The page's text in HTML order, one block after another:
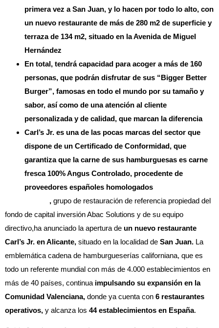
primera vez a San Juan, y lo hacen por todo lo alto, con
un nuevo restaurante de más de 280 m2 de superficie y
terraza de 134 m2, situado en la Avenida de Miguel
Hernández
En total, tendrá capacidad para acoger a más de 160
personas, que podrán disfrutar de sus “Bigger Better
Burger”, famosas en todo el mundo por su tamaño y
sabor, así como de una atención al cliente
personalizada y de calidad, que marcan la diferencia
Carl’s Jr. es una de las pocas marcas del sector que
dispone de un Certificado de Conformidad, que
garantiza que la carne de sus hamburguesas es carne
fresca 100% Angus Controlado, procedente de
proveedores españoles homologados
, grupo de restauración de referencia propiedad del
fondo de capital inversión Abac Solutions y de su equipo
directivo,ha anunciado la apertura de un nuevo restaurante
Carl’s Jr. en Alicante, situado en la localidad de San Juan. La
emblemática cadena de hamburgueserías californiana, que es
todo un referente mundial con más de 4.000 establecimientos en
más de 40 países, continua impulsando su expansión en la
Comunidad Valenciana, donde ya cuenta con 6 restaurantes
operativos, y alcanza los 44 establecimientos en España.